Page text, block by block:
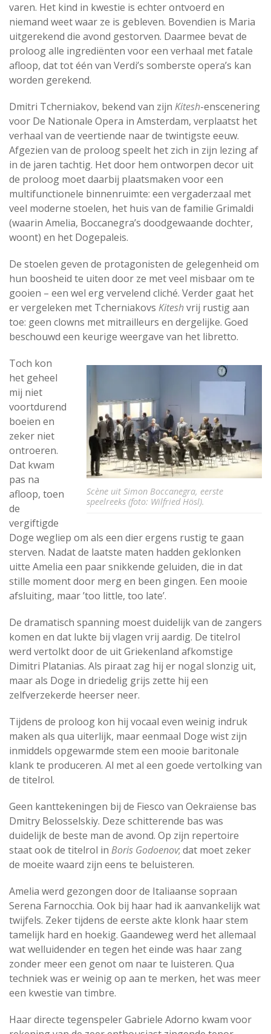
varen. Het kind in kwestie is echter ontvoerd en
niemand weet waar ze is gebleven. Bovendien is Maria
uitgerekend die avond gestorven. Daarmee bevat de
proloog alle ingrediënten voor een verhaal met fatale
afloop, dat tot één van Verdi’s somberste opera’s kan
worden gerekend.
Dmitri Tcherniakov, bekend van zijn Kitesh-enscenering
voor De Nationale Opera in Amsterdam, verplaatst het
verhaal van de veertiende naar de twintigste eeuw.
Afgezien van de proloog speelt het zich in zijn lezing af
in de jaren tachtig. Het door hem ontworpen decor uit
de proloog moet daarbij plaatsmaken voor een
multifunctionele binnenruimte: een vergaderzaal met
veel moderne stoelen, het huis van de familie Grimaldi
(waarin Amelia, Boccanegra’s doodgewaande dochter,
woont) en het Dogepaleis.
De stoelen geven de protagonisten de gelegenheid om
hun boosheid te uiten door ze met veel misbaar om te
gooien – een wel erg vervelend cliché. Verder gaat het
er vergeleken met Tcherniakovs Kiteshvrij rustig aan
toe: geen clowns met mitrailleurs en dergelijke. Goed
beschouwd een keurige weergave van het libretto.
Scène uit Simon Boccanegra, eerste
speelreeks (foto: Wilfried Hösl).
Toch kon
het geheel
mij niet
voortdurend
boeien en
zeker niet
ontroeren.
Dat kwam
pas na
afloop, toen
de
vergiftigde
Doge wegliep om als een dier ergens rustig te gaan
sterven. Nadat de laatste maten hadden geklonken
uitte Amelia een paar snikkende geluiden, die in dat
stille moment door merg en been gingen. Een mooie
afsluiting, maar ’too little, too late’.
De dramatisch spanning moest duidelijk van de zangers
komen en dat lukte bij vlagen vrij aardig. De titelrol
werd vertolkt door de uit Griekenland afkomstige
Dimitri Platanias. Als piraat zag hij er nogal slonzig uit,
maar als Doge in driedelig grijs zette hij een
zelfverzekerde heerser neer.
Tijdens de proloog kon hij vocaal even weinig indruk
maken als qua uiterlijk, maar eenmaal Doge wist zijn
inmiddels opgewarmde stem een mooie baritonale
klank te produceren. Al met al een goede vertolking van
de titelrol.
Geen kanttekeningen bij de Fiesco van Oekraïense bas
Dmitry Belosselskiy. Deze schitterende bas was
duidelijk de beste man de avond. Op zijn repertoire
staat ook de titelrol in Boris Godoenov; dat moet zeker
de moeite waard zijn eens te beluisteren.
Amelia werd gezongen door de Italiaanse sopraan
Serena Farnocchia. Ook bij haar had ik aanvankelijk wat
twijfels. Zeker tijdens de eerste akte klonk haar stem
tamelijk hard en hoekig. Gaandeweg werd het allemaal
wat welluidender en tegen het einde was haar zang
zonder meer een genot om naar te luisteren. Qua
techniek was er weinig op aan te merken, het was meer
een kwestie van timbre.
Haar directe tegenspeler Gabriele Adorno kwam voor